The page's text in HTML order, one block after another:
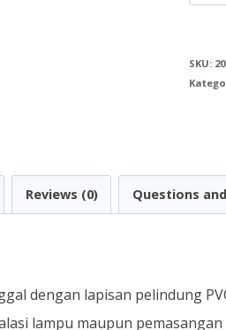
SKU:
Reviews (0) Questions
dengan lapisan pelindung
lampu maupun